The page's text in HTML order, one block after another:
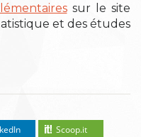
sur le site
et des études
Scoop.it